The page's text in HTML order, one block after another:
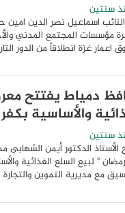
سنتين
اسماعيل نصر الدين
مؤسسات المجتمع المدني
اعمار غزة انطلاقاً من الدور
دمياط يفتتح
والأساسية
سنتين
الأستاذ الدكتور أيمن
" لبيع السلع الغذائية
مع مديرية التموين